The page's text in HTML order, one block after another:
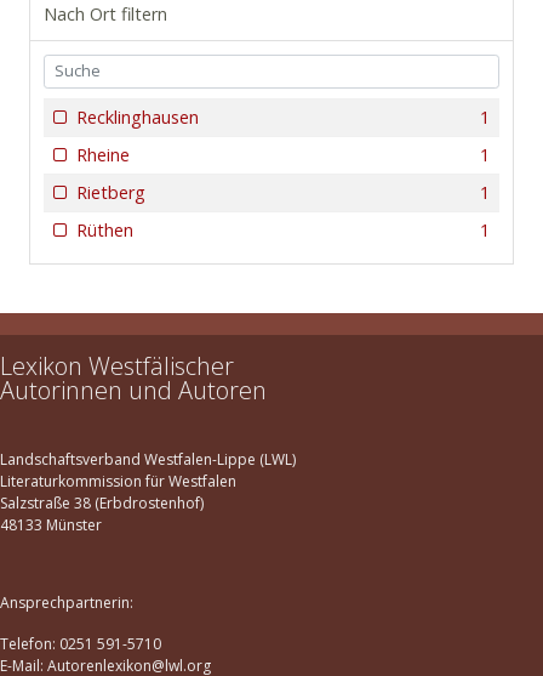
Nach Ort filtern
1
Recklinghausen
1
Rheine
1
Rietberg
1
Rüthen
Lexikon Westfälischer
Autorinnen und Autoren
Landschaftsverband Westfalen-Lippe (LWL)
Literaturkommission für Westfalen
Salzstraße 38 (Erbdrostenhof)
48133 Münster
Ansprechpartnerin:
Telefon: 0251 591-5710
E-Mail: Autorenlexikon@lwl.org